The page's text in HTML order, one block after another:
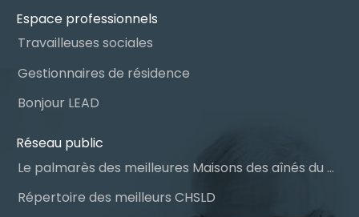
Espace professionnels
Travailleuses sociales
Gestionnaires de résidence
Bonjour LEAD
Réseau public
Le palmarès des meilleures Maisons des aînés du Québec
Répertoire des meilleurs CHSLD